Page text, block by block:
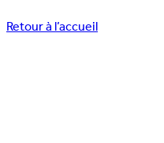
Retour à l’accueil